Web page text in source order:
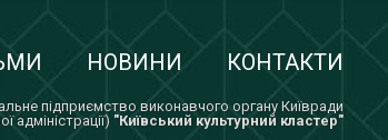
НОВИНИ КОНТАКТИ
підприємство виконавчого органу Київради
адміністрації) "Київський культурний кластер"